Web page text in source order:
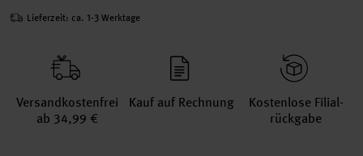
Lieferzeit: ca. 1-3 Werktage
Versand­kosten­frei
ab 34,99 €
Kauf auf Rechnung
Kosten­lose Filial­
rückgabe